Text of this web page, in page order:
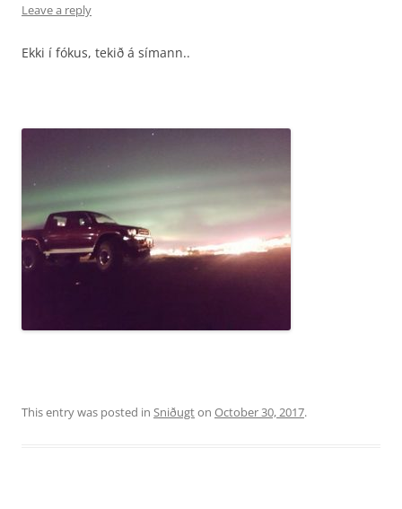
Leave a reply
Ekki í fókus, tekið á símann..
This entry was posted in Sniðugton October 30, 2017.